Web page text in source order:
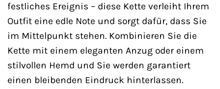
festliches Ereignis – diese Kette verleiht Ihrem
Outfit eine edle Note und sorgt dafür, dass Sie
im Mittelpunkt stehen. Kombinieren Sie die
Kette mit einem eleganten Anzug oder einem
stilvollen Hemd und Sie werden garantiert
einen bleibenden Eindruck hinterlassen.